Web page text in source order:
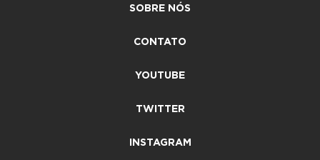
SOBRE NÓS
CONTATO
YOUTUBE
TWITTER
INSTAGRAM